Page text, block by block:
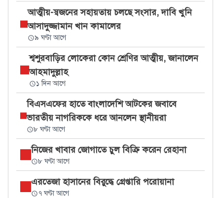
আত্মীয়-স্বজনের সহায়তায় চলছে সংসার, দাবি খুনি
আসাদুজ্জামান খান কামালের
৯ ঘণ্টা আগে
শ্বশুরবাড়ির লোকেরা কোন শ্রেণির আত্মীয়, জানালেন
আহমাদুল্লাহ
১ দিন আগে
বিএসএফের হাতে বাংলাদেশি আটকের জবাবে
ভারতীয় নাগরিককে ধরে আনলেন স্থানীয়রা
৮ ঘণ্টা আগে
নিজের খাবার জোগাতে চুল বিক্রি করেন রেহানা
৮ ঘণ্টা আগে
এরতেজা হাসানের বিরুদ্ধে গ্রেপ্তারি পরোয়ানা
৭ ঘণ্টা আগে